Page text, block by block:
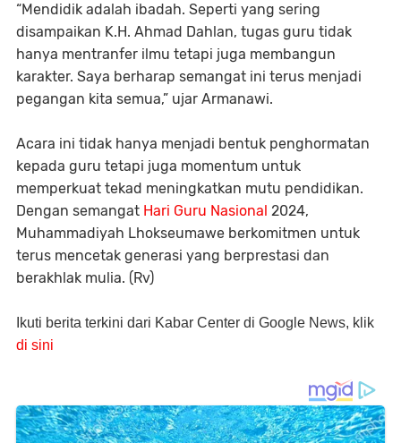
“Mendidik adalah ibadah. Seperti yang sering
disampaikan K.H. Ahmad Dahlan, tugas guru tidak
hanya mentranfer ilmu tetapi juga membangun
karakter. Saya berharap semangat ini terus menjadi
pegangan kita semua,” ujar Armanawi.
Acara ini tidak hanya menjadi bentuk penghormatan
kepada guru tetapi juga momentum untuk
memperkuat tekad meningkatkan mutu pendidikan.
Dengan semangat Hari Guru Nasional 2024,
Muhammadiyah Lhokseumawe berkomitmen untuk
terus mencetak generasi yang berprestasi dan
berakhlak mulia. (Rv)
Ikuti berita terkini dari Kabar Center di Google News, klik
di sini